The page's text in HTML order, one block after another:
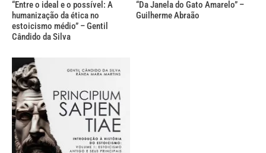
“Entre o ideal e o possível: A
humanização da ética no
estoicismo médio” – Gentil
Cândido da Silva
“Da Janela do Gato Amarelo” –
Guilherme Abraão